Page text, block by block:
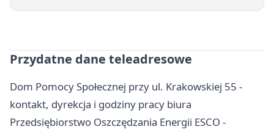
Przydatne dane teleadresowe
Dom Pomocy Społecznej przy ul. Krakowskiej 55 -
kontakt, dyrekcja i godziny pracy biura
Przedsiębiorstwo Oszczędzania Energii ESCO -